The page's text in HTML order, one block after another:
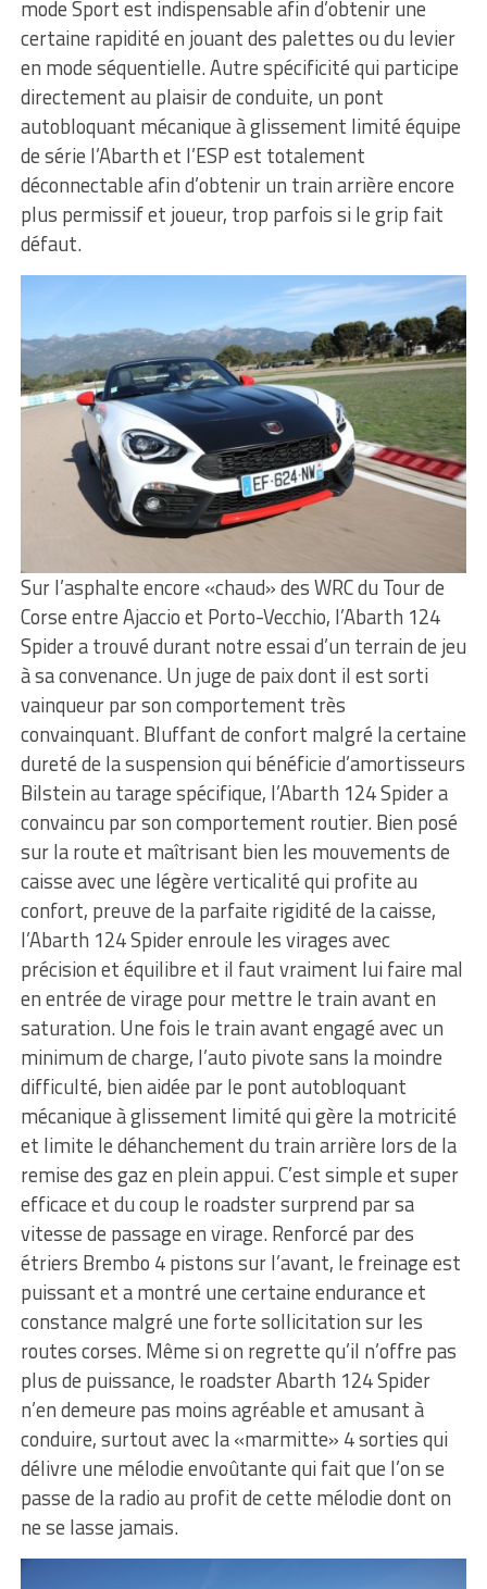
mode Sport est indispensable afin d’obtenir une
certaine rapidité en jouant des palettes ou du levier
en mode séquentielle. Autre spécificité qui participe
directement au plaisir de conduite, un pont
autobloquant mécanique à glissement limité équipe
de série l’Abarth et l’ESP est totalement
déconnectable afin d’obtenir un train arrière encore
plus permissif et joueur, trop parfois si le grip fait
défaut.
Sur l’asphalte encore «chaud» des WRC du Tour de
Corse entre Ajaccio et Porto-Vecchio, l’Abarth 124
Spider a trouvé durant notre essai d’un terrain de jeu
à sa convenance. Un juge de paix dont il est sorti
vainqueur par son comportement très
convainquant. Bluffant de confort malgré la certaine
dureté de la suspension qui bénéficie d’amortisseurs
Bilstein au tarage spécifique, l’Abarth 124 Spider a
convaincu par son comportement routier. Bien posé
sur la route et maîtrisant bien les mouvements de
caisse avec une légère verticalité qui profite au
confort, preuve de la parfaite rigidité de la caisse,
l’Abarth 124 Spider enroule les virages avec
précision et équilibre et il faut vraiment lui faire mal
en entrée de virage pour mettre le train avant en
saturation. Une fois le train avant engagé avec un
minimum de charge, l’auto pivote sans la moindre
difficulté, bien aidée par le pont autobloquant
mécanique à glissement limité qui gère la motricité
et limite le déhanchement du train arrière lors de la
remise des gaz en plein appui. C’est simple et super
efficace et du coup le roadster surprend par sa
vitesse de passage en virage. Renforcé par des
étriers Brembo 4 pistons sur l’avant, le freinage est
puissant et a montré une certaine endurance et
constance malgré une forte sollicitation sur les
routes corses. Même si on regrette qu’il n’offre pas
plus de puissance, le roadster Abarth 124 Spider
n’en demeure pas moins agréable et amusant à
conduire, surtout avec la «marmitte» 4 sorties qui
délivre une mélodie envoûtante qui fait que l’on se
passe de la radio au profit de cette mélodie dont on
ne se lasse jamais.